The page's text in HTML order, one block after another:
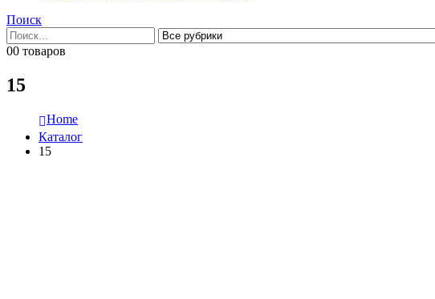
Поиск
00 товаров
15
Home
Каталог
15